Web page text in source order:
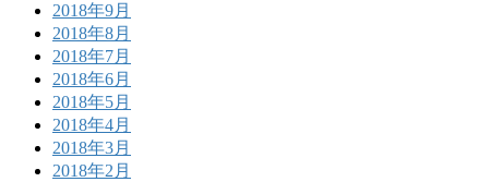
2018年9月
2018年8月
2018年7月
2018年6月
2018年5月
2018年4月
2018年3月
2018年2月